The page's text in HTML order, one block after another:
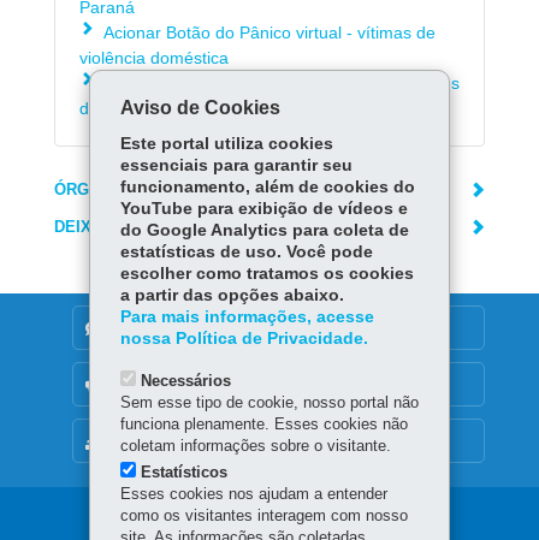
Paraná
Acionar Botão do Pânico virtual - vítimas de
violência doméstica
Consultar telefones das delegacias e unidades
da Polícia Civil
ÓRGÃO RESPONSÁVEL
DEIXE SUA OPINIÃO
MAPA DO SITE
DENUNCIE CORRUPÇÃO
OUVIDORIA
Navegação
Aviso de Cookies
Este portal utiliza cookies
essenciais para garantir seu
funcionamento, além de cookies do
YouTube para exibição de vídeos e
do Google Analytics para coleta de
estatísticas de uso. Você pode
escolher como tratamos os cookies
a partir das opções abaixo.
Para mais informações, acesse
nossa Política de Privacidade.
Necessários
Sem esse tipo de cookie, nosso portal não
funciona plenamente. Esses cookies não
coletam informações sobre o visitante.
Estatísticos
Esses cookies nos ajudam a entender
como os visitantes interagem com nosso